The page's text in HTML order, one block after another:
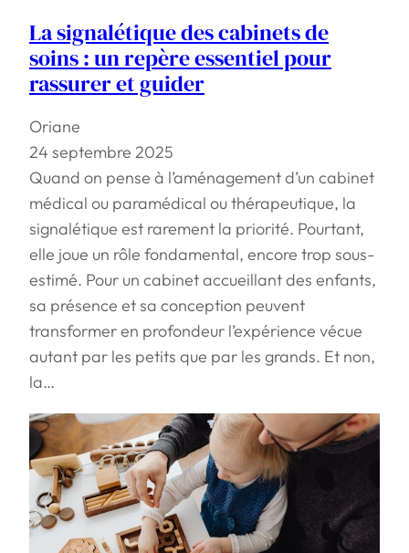
La signalétique des cabinets de
soins : un repère essentiel pour
rassurer et guider
Oriane
24 septembre 2025
Quand on pense à l’aménagement d’un cabinet
médical ou paramédical ou thérapeutique, la
signalétique est rarement la priorité. Pourtant,
elle joue un rôle fondamental, encore trop sous-
estimé. Pour un cabinet accueillant des enfants,
sa présence et sa conception peuvent
transformer en profondeur l’expérience vécue
autant par les petits que par les grands. Et non,
la…